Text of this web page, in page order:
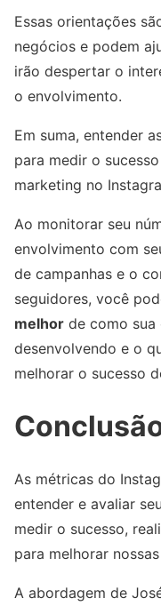
Essas orientações
negócios e podem
irão despertar o
o envolvimento.
Em suma, entender
para medir o
marketing no
Ao monitorar seu
envolvimento com
de campanhas e o
seguidores, você
melhor de como sua
desenvolvendo e o
melhorar o sucesso
As métricas do
entender e avaliar
medir o sucesso,
para melhorar
A abordagem de